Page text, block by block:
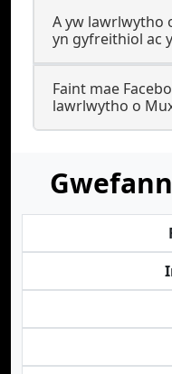
A yw lawrlwytho
yn gyfreithiol ac
Faint mae
lawrlwytho o